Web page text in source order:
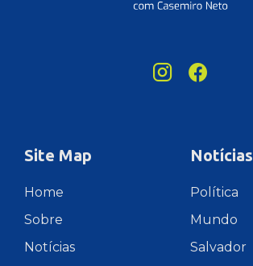
Site Map
Home
Sobre
Notícias
Notícias
Política
Mundo
Salvador